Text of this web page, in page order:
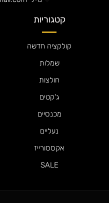
קטגוריות
קולקציה חדשה
אקססורייז